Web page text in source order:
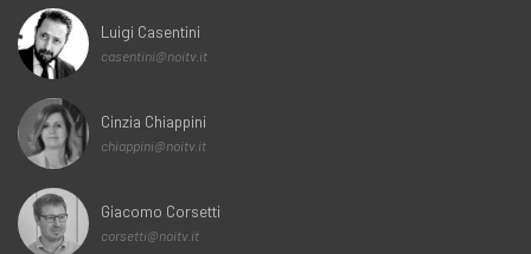
Luigi Casentini
casentini@noitv.it
Cinzia Chiappini
chiappini@noitv.it
Giacomo Corsetti
corsetti@noitv.it